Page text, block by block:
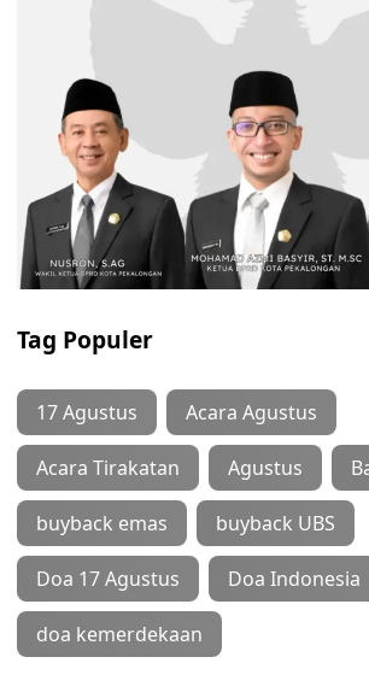
Tag Populer
17 Agustus Acara Agustus
Acara Tirakatan Agustus
buyback emas buyback UBS
Doa 17 Agustus Doa Indonesia
doa kemerdekaan